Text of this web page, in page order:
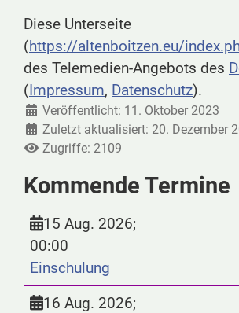
Diese Unterseite
(https://altenboitzen.eu/
des Telemedien-Angebots des
(Impressum, Datenschutz).
Veröffentlicht: 11. Oktober 2023
Zuletzt aktualisiert: 20. Dezember
Zugriffe: 2109
Kommende Termine
15 Aug. 2026;
00:00
Einschulung
16 Aug. 2026;